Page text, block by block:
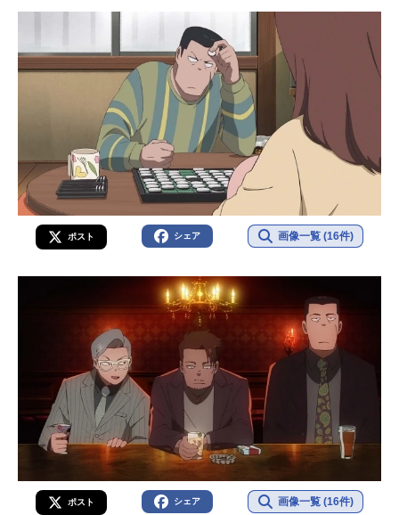
ポスト シェア 画像一覧 (16件)
ポスト シェア 画像一覧 (16件)